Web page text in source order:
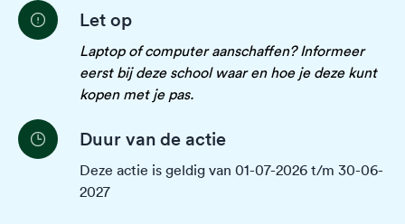
Let op
Laptop of computer aanschaffen? Informeer
eerst bij deze school waar en hoe je deze kunt
kopen met je pas.
Duur van de actie
Deze actie is geldig van 01-07-2026 t/m 30-06-
2027